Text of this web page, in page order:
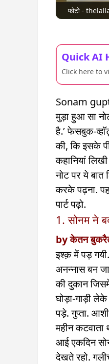
फोटो -
Quick AI
Click here to
Sonam
मुड़ा हुआ सा
है.’ फेसबुक-
की, कि इसके
कहानियां
नोट पर ये बात
करके पढ़ना.
पार्ट पढ़ो.
1. सोनम ने
by केतन
इश्क़ में पड़
अनन्नास बन
की दुकान
घोड़ा-गाड़ी
पड़े. गुप्ता.
महीन कटवाता
आई एकदिन
देखते रहो.